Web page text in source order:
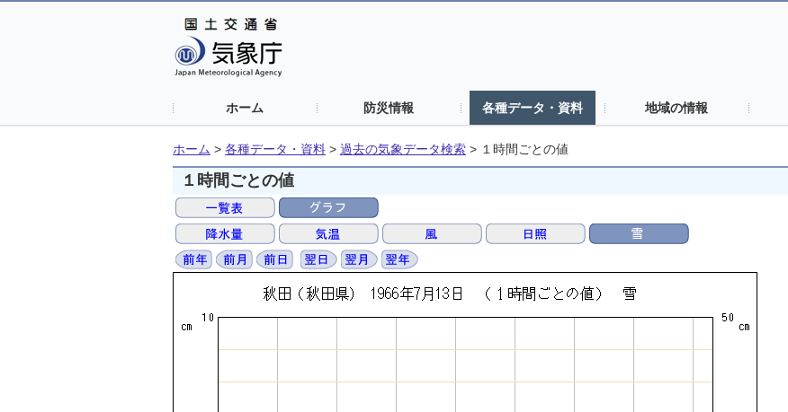
ホーム 防災情報 各種データ・資料 地域の情報
ホーム > 各種データ・資料 > 過去の気象データ検索 > １時間ごとの値
１時間ごとの値